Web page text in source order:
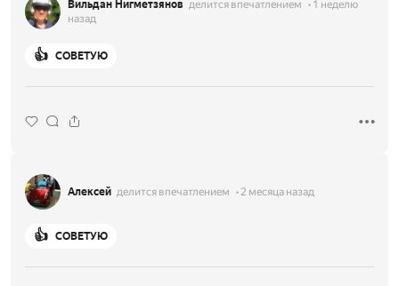
Вильдан Нигметзянов делится впечатлением
1 неделю
назад
👍 СОВЕТУЮ
Алексей делится впечатлением 2 месяца назад
👍 СОВЕТУЮ